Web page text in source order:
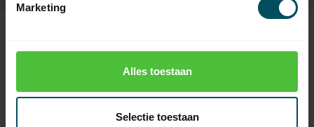
Marketing
Alles toestaan
Selectie toestaan
Recent bekeken